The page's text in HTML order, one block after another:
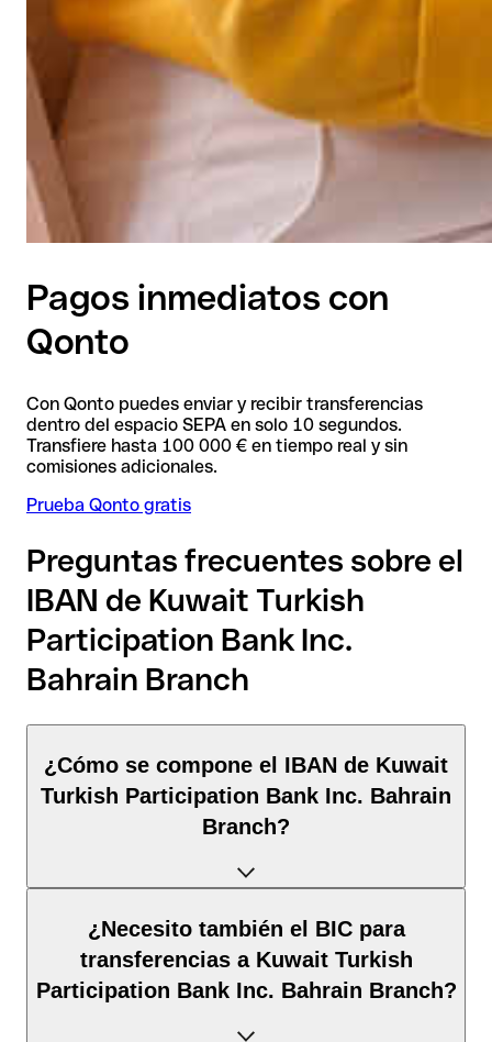
Pagos inmediatos con
Qonto
Con Qonto puedes enviar y recibir transferencias
dentro del espacio SEPA en solo 10 segundos.
Transfiere hasta 100 000 € en tiempo real y sin
comisiones adicionales.
Prueba Qonto gratis
Preguntas frecuentes sobre el
IBAN de Kuwait Turkish
Participation Bank Inc.
Bahrain Branch
¿Cómo se compone el IBAN de Kuwait
Turkish Participation Bank Inc. Bahrain
Branch?
compone detres elementos:
Código de país(posición 1–2): Baréin identifica Baréin
según la norma ISO 3166-1.
¿Necesito también el BIC para
transferencias a Kuwait Turkish
Participation Bank Inc. Bahrain Branch?